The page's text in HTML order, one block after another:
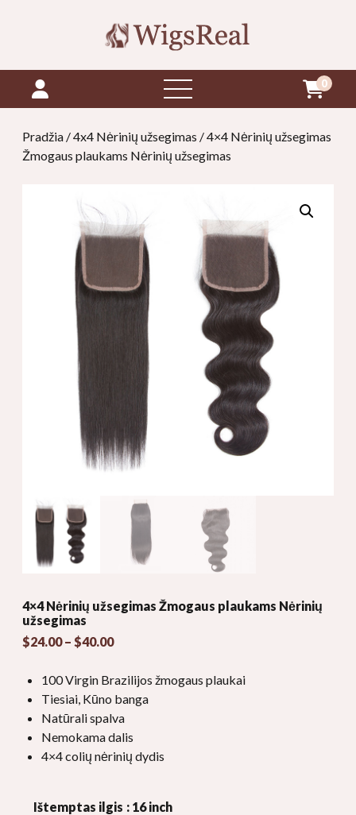
atidaryti
meniu
0
Pradžia /4x4 Nėrinių užsegimas / 4×4 Nėrinių užsegimas
Žmogaus plaukams Nėrinių užsegimas
4×4 Nėrinių užsegimas Žmogaus plaukams Nėrinių
užsegimas
$24.00 – $40.00Kainų
$24.00
per
$40.00
100 Virgin Brazilijos žmogaus plaukai
Tiesiai, Kūno banga
Natūrali spalva
Nemokama dalis
4×4 colių nėrinių dydis
Ištemptas ilgis : 16 inch